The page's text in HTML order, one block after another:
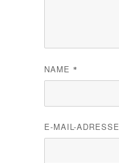
NAME *
E-MAIL-ADRESSE